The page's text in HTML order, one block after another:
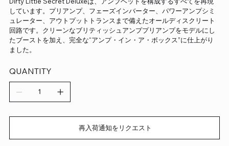
しています。プリアンプ、フェーズインバーター、パワーアンプシミ
ュレーター、アウトプットトランスまで備えたオールディスクリート
回路です。クリーンなブリティッシュアンププリアンプをモデルにし
たブーストを加え、完全な“アンプ・イン・ア・ボックス”に仕上がり
ました。
QUANTITY
再入荷通知をリクエスト